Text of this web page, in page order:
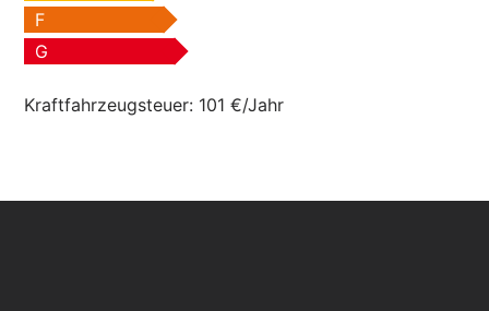
F
G
Kraftfahrzeugsteuer: 101 €/Jahr